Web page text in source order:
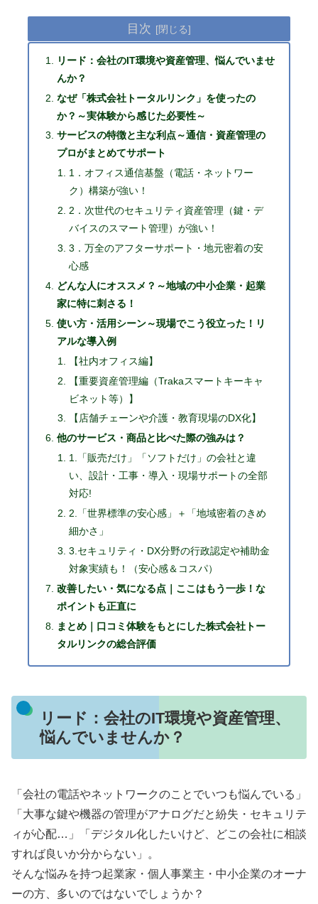
目次
リード：会社のIT環境や資産管理、悩んでいませ
んか？
なぜ「株式会社トータルリンク」を使ったの
か？～実体験から感じた必要性～
サービスの特徴と主な利点～通信・資産管理の
プロがまとめてサポート
1．オフィス通信基盤（電話・ネットワー
ク）構築が強い！
2．次世代のセキュリティ資産管理（鍵・デ
バイスのスマート管理）が強い！
3．万全のアフターサポート・地元密着の安
心感
どんな人にオススメ？～地域の中小企業・起業
家に特に刺さる！
使い方・活用シーン～現場でこう役立った！リ
アルな導入例
【社内オフィス編】
【重要資産管理編（Trakaスマートキーキャ
ビネット等）】
【店舗チェーンや介護・教育現場のDX化】
他のサービス・商品と比べた際の強みは？
1.「販売だけ」「ソフトだけ」の会社と違
い、設計・工事・導入・現場サポートの全部
対応!
2.「世界標準の安心感」＋「地域密着のきめ
細かさ」
3.セキュリティ・DX分野の行政認定や補助金
対象実績も！（安心感＆コスパ）
改善したい・気になる点｜ここはもう一歩！な
ポイントも正直に
まとめ｜口コミ体験をもとにした株式会社トー
タルリンクの総合評価
リード：会社のIT環境や資産管理、
悩んでいませんか？
「会社の電話やネットワークのことでいつも悩んでいる」
「大事な鍵や機器の管理がアナログだと紛失・セキュリテ
ィが心配…」「デジタル化したいけど、どこの会社に相談
すれば良いか分からない」。
そんな悩みを持つ起業家・個人事業主・中小企業のオーナ
ーの方、多いのではないでしょうか？